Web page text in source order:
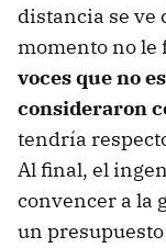
distancia se ve
momento no le
voces que no
consideraron
tendría
Al final, el
convencer a la
un